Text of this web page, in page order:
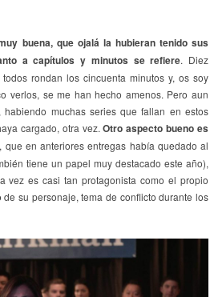
buena, que ojalá la hubieran tenido sus
a capítulos y minutos se refiere. Diez
rondan los cincuenta minutos y, os soy
verlos, se me han hecho amenos. Pero aun
muchas series que fallan en estos
cargado, otra vez.Otro aspecto bueno es
, que en anteriores entregas había quedado al
tiene un papel muy destacado este año),
vez es casi tan protagonista como el propio
su personaje, tema de conflicto durante los